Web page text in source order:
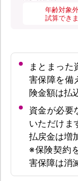
年齢対象
試算でき
まとまった
害保障を備
険金額は払
資金が必要
いただけま
払戻金は増
※保険契約
害保障は消